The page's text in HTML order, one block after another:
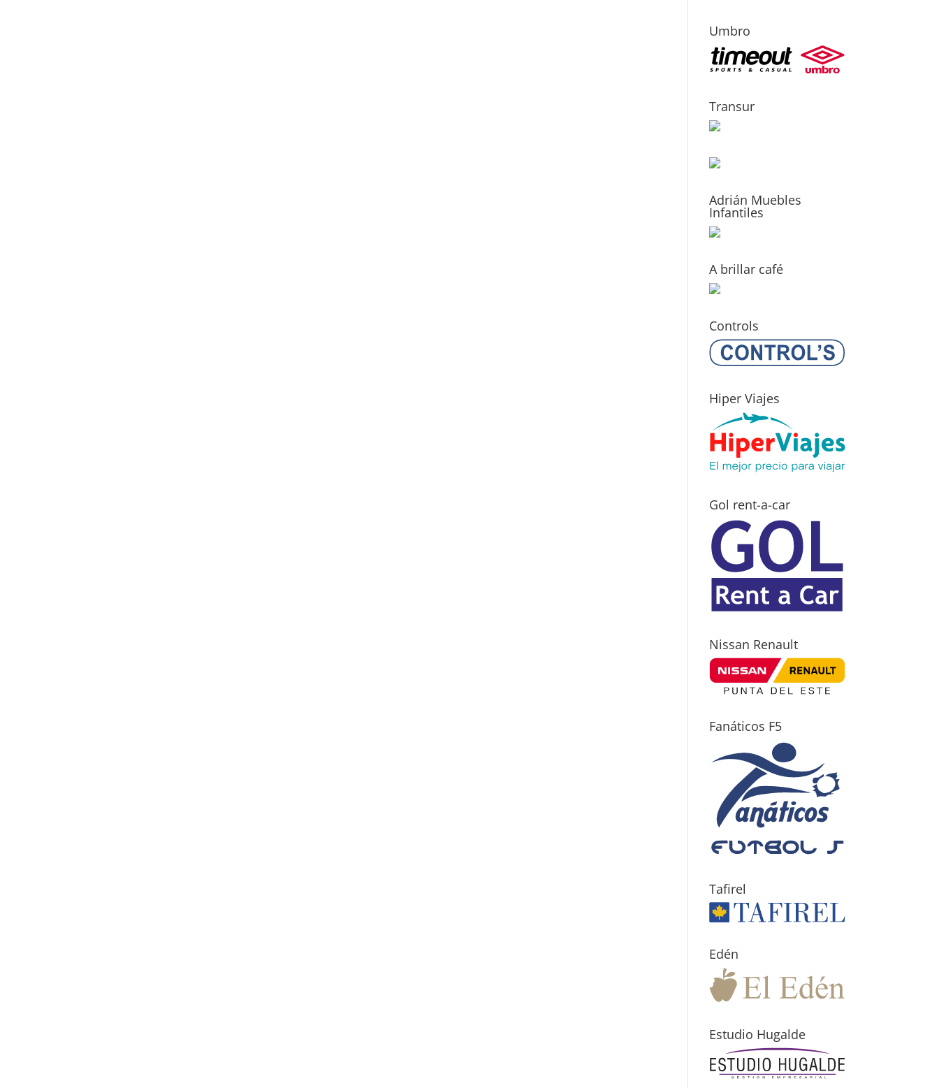
Umbro
Transur
Adrián Muebles
Infantiles
A brillar café
Controls
Hiper Viajes
Gol rent-a-car
Nissan Renault
Fanáticos F5
Tafirel
Edén
Estudio Hugalde